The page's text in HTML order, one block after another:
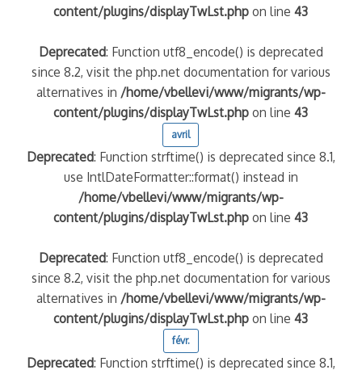
content/plugins/displayTwLst.php on line43
Deprecated: Function utf8_encode() is deprecated
since 8.2, visit the php.net documentation for various
alternatives in /home/vbellevi/www/migrants/wp-
content/plugins/displayTwLst.php on line43
avril
Deprecated: Function strftime() is deprecated since 8.1,
use IntlDateFormatter::format() instead in
/home/vbellevi/www/migrants/wp-
content/plugins/displayTwLst.php on line43
Deprecated: Function utf8_encode() is deprecated
since 8.2, visit the php.net documentation for various
alternatives in /home/vbellevi/www/migrants/wp-
content/plugins/displayTwLst.php on line43
févr.
Deprecated: Function strftime() is deprecated since 8.1,